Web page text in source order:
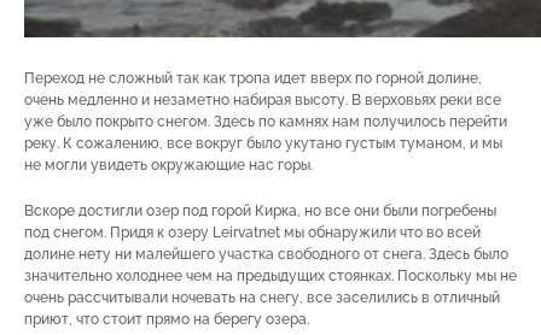
Переход не сложный так как тропа идет вверх по горной долине,
очень медленно и незаметно набирая высоту. В верховьях реки все
уже было покрыто снегом. Здесь по камнях нам получилось перейти
реку. К сожалению, все вокруг было укутано густым туманом, и мы
не могли увидеть окружающие нас горы.
Вскоре достигли озер под горой Кирка, но все они были погребены
под снегом. Придя к озеру Leirvatnet мы обнаружили что во всей
долине нету ни малейшего участка свободного от снега. Здесь было
значительно холоднее чем на предыдущих стоянках. Поскольку мы не
очень рассчитывали ночевать на снегу, все заселились в отличный
приют, что стоит прямо на берегу озера.